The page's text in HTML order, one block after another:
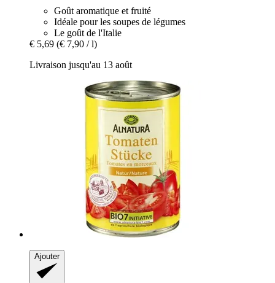
Goût aromatique et fruité
Idéale pour les soupes de légumes
Le goût de l'Italie
€ 5,69 (€ 7,90 / l)
Livraison jusqu'au 13 août
Ajouter